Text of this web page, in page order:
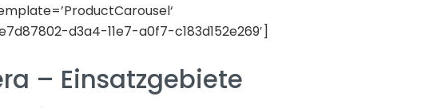
d3a4-11e7-a0f7-c183d152e269′]
– Einsatzgebiete